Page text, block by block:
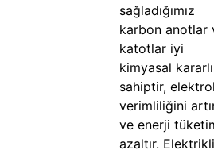
sağladığımız
karbon anotlar
katotlar iyi
kimyasal
sahiptir,
verimliliğini
ve enerji
azaltır. Elektrikli